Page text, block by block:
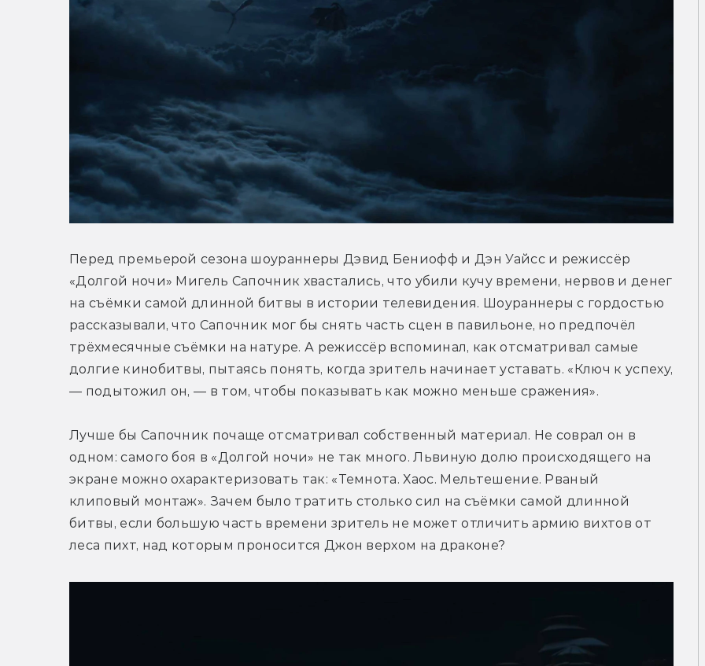
Перед премьерой сезона шоураннеры Дэвид Бениофф и Дэн Уайсс и режиссёр
«Долгой ночи» Мигель Сапочник хвастались, что убили кучу времени, нервов и денег
на съёмки самой длинной битвы в истории телевидения. Шоураннеры с гордостью
рассказывали, что Сапочник мог бы снять часть сцен в павильоне, но предпочёл
трёхмесячные съёмки на натуре. А режиссёр вспоминал, как отсматривал самые
долгие кинобитвы, пытаясь понять, когда зритель начинает уставать. «Ключ к успеху,
— подытожил он, — в том, чтобы показывать как можно меньше сражения».
Лучше бы Сапочник почаще отсматривал собственный материал. Не соврал он в
одном: самого боя в «Долгой ночи» не так много. Львиную долю происходящего на
экране можно охарактеризовать так: «Темнота. Хаос. Мельтешение. Рваный
клиповый монтаж». Зачем было тратить столько сил на съёмки самой длинной
битвы, если большую часть времени зритель не может отличить армию вихтов от
леса пихт, над которым проносится Джон верхом на драконе?